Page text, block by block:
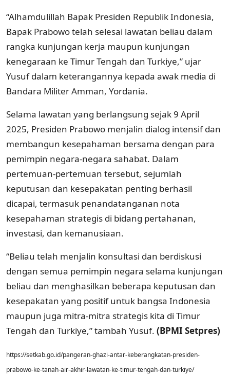
“Alhamdulillah Bapak Presiden Republik Indonesia,
Bapak Prabowo telah selesai lawatan beliau dalam
rangka kunjungan kerja maupun kunjungan
kenegaraan ke Timur Tengah dan Turkiye,” ujar
Yusuf dalam keterangannya kepada awak media di
Bandara Militer Amman, Yordania.
Selama lawatan yang berlangsung sejak 9 April
2025, Presiden Prabowo menjalin dialog intensif dan
membangun kesepahaman bersama dengan para
pemimpin negara-negara sahabat. Dalam
pertemuan-pertemuan tersebut, sejumlah
keputusan dan kesepakatan penting berhasil
dicapai, termasuk penandatanganan nota
kesepahaman strategis di bidang pertahanan,
investasi, dan kemanusiaan.
“Beliau telah menjalin konsultasi dan berdiskusi
dengan semua pemimpin negara selama kunjungan
beliau dan menghasilkan beberapa keputusan dan
kesepakatan yang positif untuk bangsa Indonesia
maupun juga mitra-mitra strategis kita di Timur
Tengah dan Turkiye,” tambah Yusuf. (BPMI Setpres)
https://setkab.go.id/pangeran-ghazi-antar-keberangkatan-presiden-
prabowo-ke-tanah-air-akhir-lawatan-ke-timur-tengah-dan-turkiye/